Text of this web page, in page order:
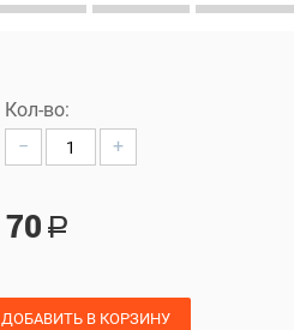
Кол-во:
−
+
70 Р
ДОБАВИТЬ В КОРЗИНУ